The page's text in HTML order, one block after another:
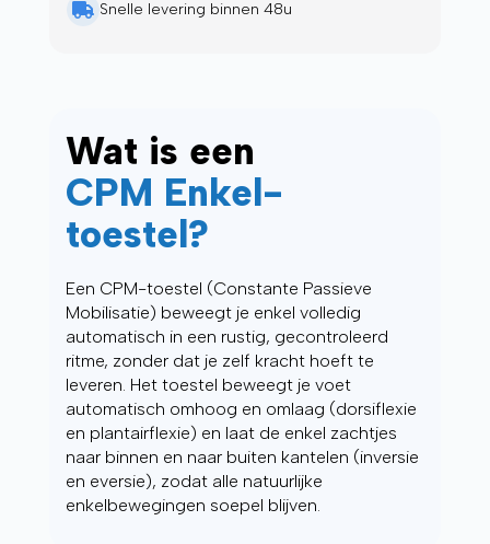
Snelle levering binnen 48u
Wat is een
CPM Enkel-
toestel?
Een CPM-toestel (Constante Passieve
Mobilisatie) beweegt je enkel volledig
automatisch in een rustig, gecontroleerd
ritme, zonder dat je zelf kracht hoeft te
leveren. Het toestel beweegt je voet
automatisch omhoog en omlaag (dorsiflexie
en plantairflexie) en laat de enkel zachtjes
naar binnen en naar buiten kantelen (inversie
en eversie), zodat alle natuurlijke
enkelbewegingen soepel blijven.